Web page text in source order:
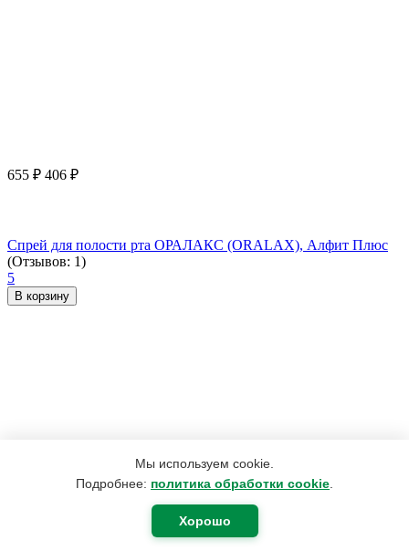
Мы используем cookie.
Подробнее: политика обработки cookie
Хорошо
655 ₽ 406 ₽
Спрей для полости рта ОРАЛАКС (ORALAX), Алфит Плюс
(Отзывов: 1)
5
В корзину